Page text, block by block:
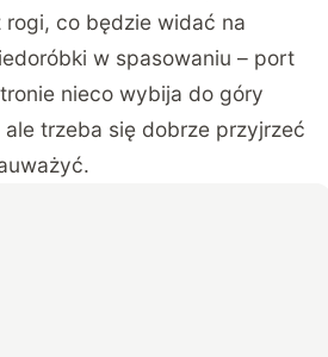
rogi, co będzie widać na
w spasowaniu – port
nieco wybija do góry
ale trzeba się dobrze przyjrzeć